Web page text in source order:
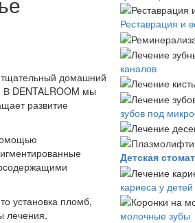
тщательный домашний
В DENTALROOM мы
развитие
установка пломб,
лечения.
Реставрация и
каналов
зубов под
Детская
кариеса у детей
молочные зубы